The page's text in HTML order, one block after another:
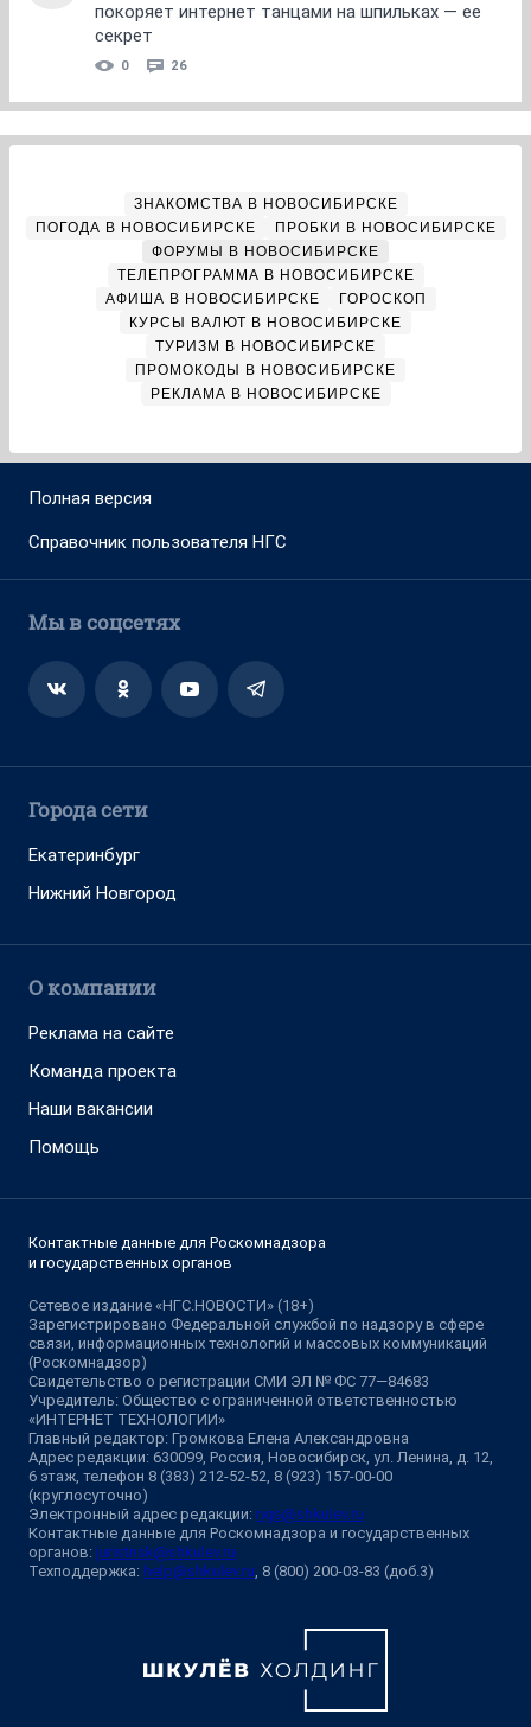
покоряет интернет танцами на шпильках — ее
секрет
0 26
ЗНАКОМСТВА В НОВОСИБИРСКЕ
ПОГОДА В НОВОСИБИРСКЕ
ПРОБКИ В НОВОСИБИРСКЕ
ФОРУМЫ В НОВОСИБИРСКЕ
ТЕЛЕПРОГРАММА В НОВОСИБИРСКЕ
АФИША В НОВОСИБИРСКЕ
ГОРОСКОП
КУРСЫ ВАЛЮТ В НОВОСИБИРСКЕ
ТУРИЗМ В НОВОСИБИРСКЕ
ПРОМОКОДЫ В НОВОСИБИРСКЕ
РЕКЛАМА В НОВОСИБИРСКЕ
Полная версия
Справочник пользователя НГС
Мы в соцсетях
Города сети
Екатеринбург
Нижний Новгород
О компании
Реклама на сайте
Команда проекта
Наши вакансии
Помощь
Контактные данные для Роскомнадзора
и государственных органов
Сетевое издание «НГС.НОВОСТИ» (18+)
Зарегистрировано Федеральной службой по надзору в сфере
связи, информационных технологий и массовых коммуникаций
(Роскомнадзор)
Свидетельство о регистрации СМИ ЭЛ № ФС 77—84683
Учредитель: Общество с ограниченной ответственностью
«ИНТЕРНЕТ ТЕХНОЛОГИИ»
Главный редактор: Громкова Елена Александровна
Адрес редакции: 630099, Россия, Новосибирск, ул. Ленина, д. 12,
6 этаж, телефон 8 (383) 212-52-52, 8 (923) 157-00-00
(круглосуточно)
Электронный адрес редакции: ngs@shkulev.ru
Контактные данные для Роскомнадзора и государственных
органов: juristnsk@shkulev.ru
Техподдержка: help@shkulev.ru, 8 (800) 200-03-83 (доб.3)